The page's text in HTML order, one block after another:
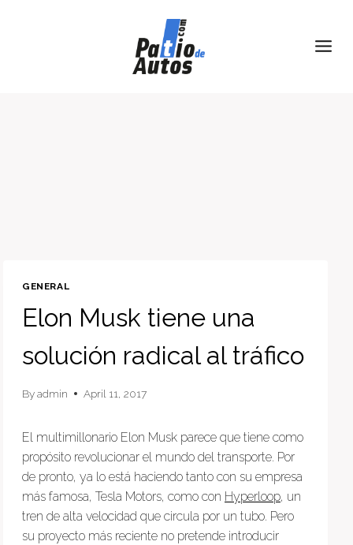
GENERAL
Elon Musk tiene una
solución radical al tráfico
Byadmin April 11, 2017
El multimillonario Elon Musk parece que tiene como
propósito revolucionar el mundo del transporte. Por
de pronto, ya lo está haciendo tanto con su empresa
más famosa, Tesla Motors, como con Hyperloop, un
tren de alta velocidad que circula por un tubo. Pero
su proyecto más reciente no pretende introducir